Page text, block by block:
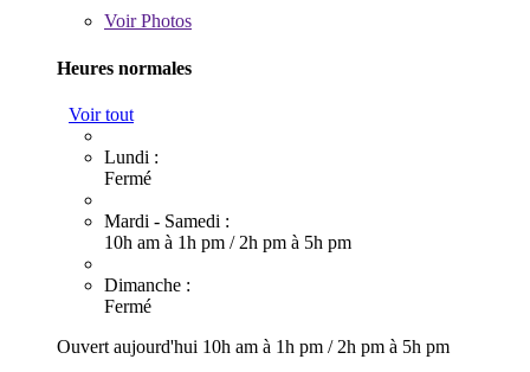
VoirPhotos
Heures normales
Voir tout
Lundi :
Fermé
Mardi - Samedi :
10h am à 1h pm / 2h pm à 5h pm
Dimanche :
Fermé
Ouvert aujourd'hui 10h am à 1h pm / 2h pm à 5h pm